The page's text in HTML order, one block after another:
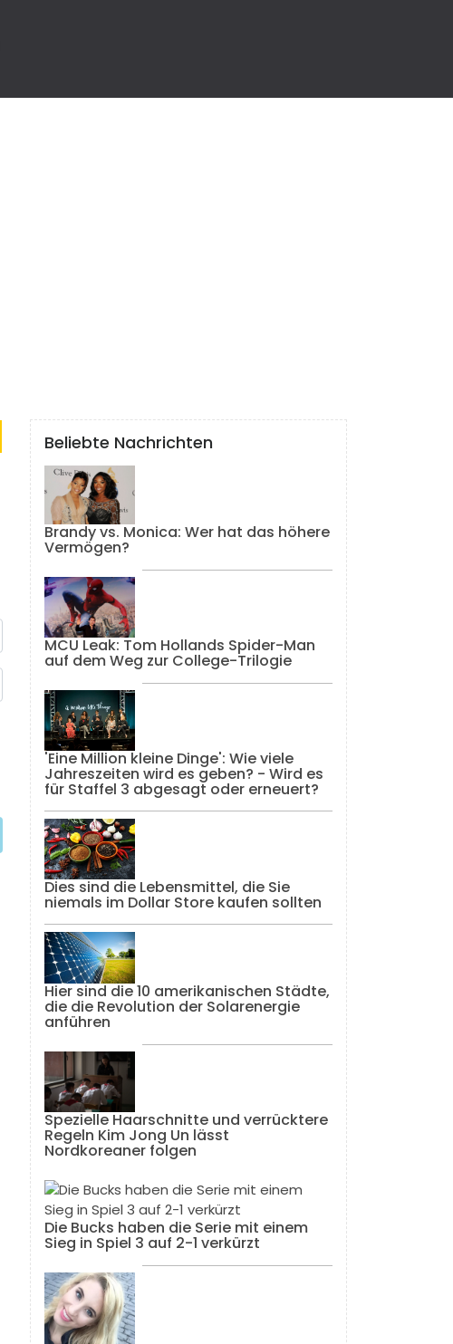
Beliebte Nachrichten
Brandy vs. Monica: Wer hat das höhere
Vermögen?
MCU Leak: Tom Hollands Spider-Man
auf dem Weg zur College-Trilogie
'Eine Million kleine Dinge': Wie viele
Jahreszeiten wird es geben? - Wird es
für Staffel 3 abgesagt oder erneuert?
Dies sind die Lebensmittel, die Sie
niemals im Dollar Store kaufen sollten
Hier sind die 10 amerikanischen Städte,
die die Revolution der Solarenergie
anführen
Spezielle Haarschnitte und verrücktere
Regeln Kim Jong Un lässt
Nordkoreaner folgen
Die Bucks haben die Serie mit einem
Sieg in Spiel 3 auf 2-1 verkürzt